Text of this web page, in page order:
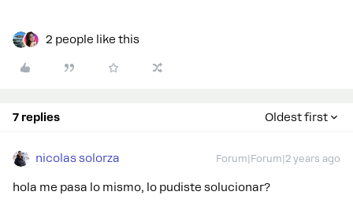
2 people like this
7 replies Oldest first
nicolas solorza Forum|Forum|2 years ago
hola me pasa lo mismo, lo pudiste solucionar?